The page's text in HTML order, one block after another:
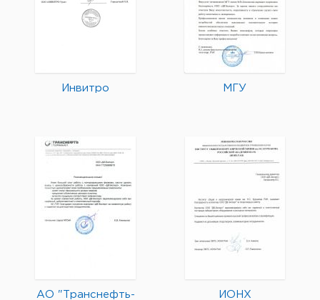
Инвитро МГУ
АО "Транснефть-
ИОНХ